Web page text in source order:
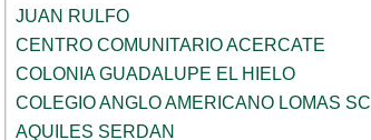
JUAN RULFO
CENTRO COMUNITARIO ACERCATE
COLONIA GUADALUPE EL HIELO
COLEGIO ANGLO AMERICANO LOMAS SC
AQUILES SERDAN